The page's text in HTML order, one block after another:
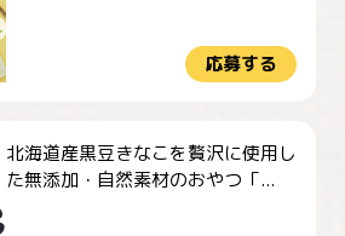
応募する
北海道産黒豆きなこを贅沢に使用し
た無添加・自然素材のおやつ「...